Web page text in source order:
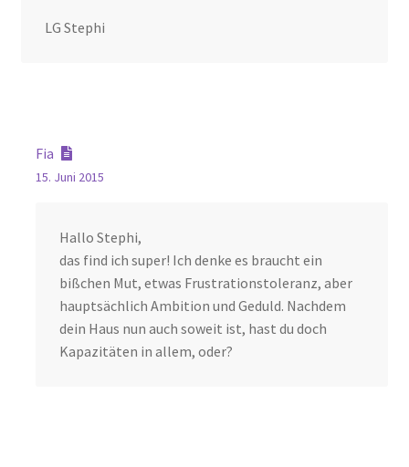
LG Stephi
Fia
15. Juni 2015
Hallo Stephi,
das find ich super! Ich denke es braucht ein
bißchen Mut, etwas Frustrationstoleranz, aber
hauptsächlich Ambition und Geduld. Nachdem
dein Haus nun auch soweit ist, hast du doch
Kapazitäten in allem, oder?